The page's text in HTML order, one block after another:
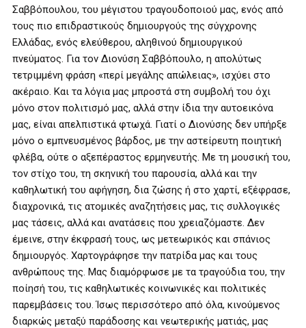
Σαββόπουλου, του μέγιστου τραγουδοποιού μας, ενός από
τους πιο επιδραστικούς δημιουργούς της σύγχρονης
Ελλάδας, ενός ελεύθερου, αληθινού δημιουργικού
πνεύματος. Για τον Διονύση Σαββόπουλο, η απολύτως
τετριμμένη φράση «περί μεγάλης απώλειας», ισχύει στο
ακέραιο. Και τα λόγια μας μπροστά στη συμβολή του όχι
μόνο στον πολιτισμό μας, αλλά στην ίδια την αυτοεικόνα
μας, είναι απελπιστικά φτωχά. Γιατί ο Διονύσης δεν υπήρξε
μόνο ο εμπνευσμένος βάρδος, με την αστείρευτη ποιητική
φλέβα, ούτε ο αξεπέραστος ερμηνευτής. Με τη μουσική του,
τον στίχο του, τη σκηνική του παρουσία, αλλά και την
καθηλωτική του αφήγηση, δια ζώσης ή στο χαρτί, εξέφρασε,
διαχρονικά, τις ατομικές αναζητήσεις μας, τις συλλογικές
μας τάσεις, αλλά και ανατάσεις που χρειαζόμαστε. Δεν
έμεινε, στην έκφρασή τους, ως μετεωρικός και σπάνιος
δημιουργός. Χαρτογράφησε την πατρίδα μας και τους
ανθρώπους της. Μας διαμόρφωσε με τα τραγούδια του, την
ποίησή του, τις καθηλωτικές κοινωνικές και πολιτικές
παρεμβάσεις του. Ίσως περισσότερο από όλα, κινούμενος
διαρκώς μεταξύ παράδοσης και νεωτερικής ματιάς, μας